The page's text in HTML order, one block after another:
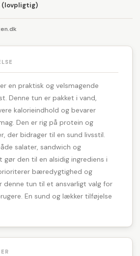
(lovpligtig)
en praktisk og velsmagende
Denne tun er pakket i vand,
kalorieindhold og bevarer
Den er rig på protein og
der bidrager til en sund livsstil.
salater, sandwich og
gør den til en alsidig ingrediens i
bæredygtighed og
denne tun til et ansvarligt valg for
En sund og lækker tilføjelse